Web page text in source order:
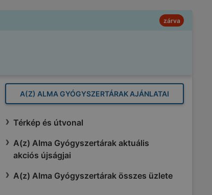
zárva
A(Z) ALMA GYÓGYSZERTÁRAK AJÁNLATAI
Térkép és útvonal
A(z) Alma Gyógyszertárak aktuális
akciós újságjai
A(z) Alma Gyógyszertárak összes üzlete